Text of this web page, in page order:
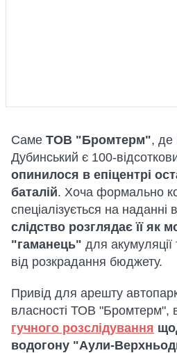
Саме ТОВ "Бромтерм", де
Дубинський є 100-
опинилося в епіцентрі
баталій. Хоча формально
спеціалізується на наданні
слідство розглядає її як
"гаманець" для акумуляції
від розкрадання бюджету.
Привід для арешту
власності ТОВ "Бромтерм",
гучного розслідування
водогону "Аули-